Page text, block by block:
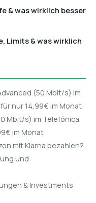
& was wirklich besser
Limits & was wirklich
(50 Mbit/s) im
nur 14,99€ im Monat
Mbit/s) im Telefónica
im Monat
mit Klarna bezahlen?
und
& Investments